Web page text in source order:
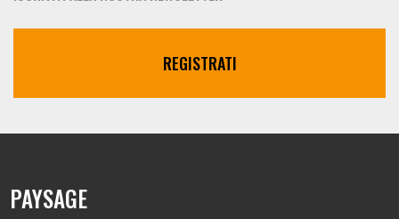
REGISTRATI
PAYSAGE